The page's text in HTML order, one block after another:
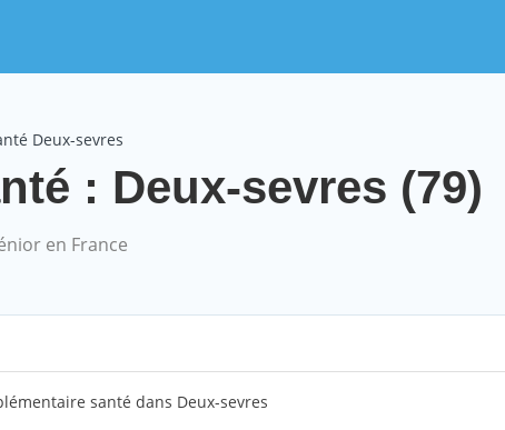
Deux-sevres
: Deux-sevres (79)
en France
santé dans Deux-sevres